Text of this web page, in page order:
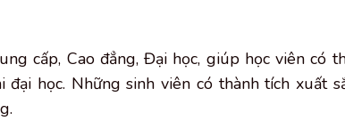
cấp, Cao đẳng, Đại học, giúp học viên có
học. Những sinh viên có thành tích xuất